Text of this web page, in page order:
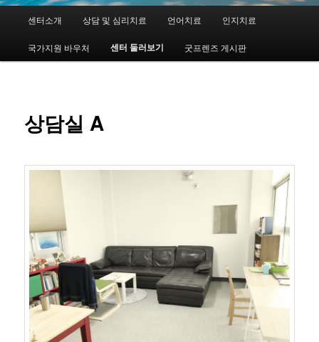
뉴
첫
번
컨
츠
뛰
어
넘
센터소개 상담 및 심리치료 언어치료 인지치료
국가지원 바우처 센터 둘러보기 굿프렌즈 게시판
상담실 A